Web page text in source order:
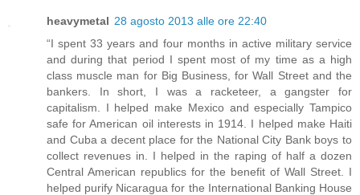
heavymetal 28 agosto 2013 alle ore 22:40
“I spent 33 years and four months in active military service
and during that period I spent most of my time as a high
class muscle man for Big Business, for Wall Street and the
bankers. In short, I was a racketeer, a gangster for
capitalism. I helped make Mexico and especially Tampico
safe for American oil interests in 1914. I helped make Haiti
and Cuba a decent place for the National City Bank boys to
collect revenues in. I helped in the raping of half a dozen
Central American republics for the benefit of Wall Street. I
helped purify Nicaragua for the International Banking House